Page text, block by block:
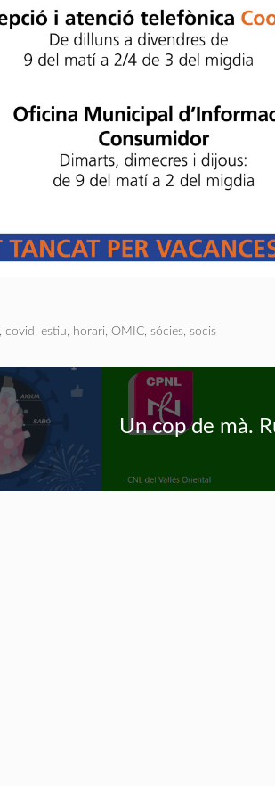
,covid ,estiu horari ,OMIC sócies socis
Un cop de mà.